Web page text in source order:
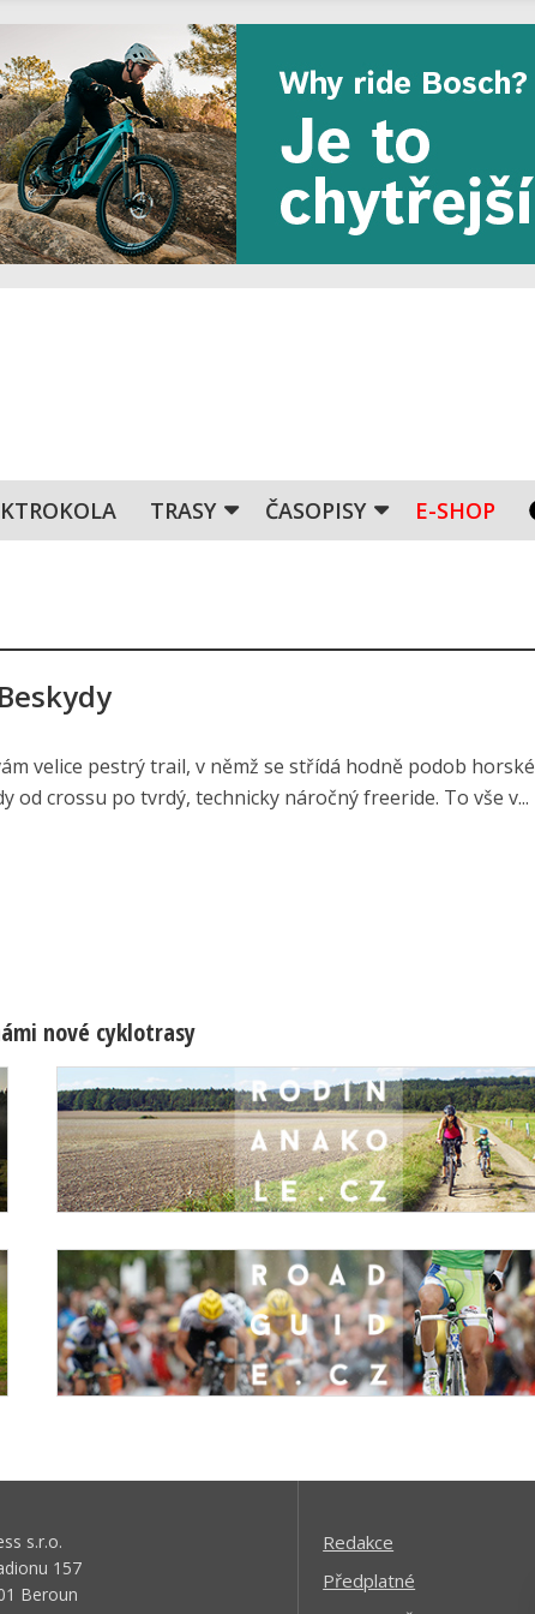
TRASY ČASOPISY E-SHOP
velice pestrý trail, v němž se střídá hodně podob horské
od crossu po tvrdý, technicky náročný freeride. To vše v...
nové cyklotrasy
s.r.o.
157
Beroun
Redakce
Předplatné